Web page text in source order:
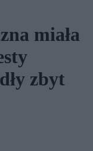
miała
zbyt